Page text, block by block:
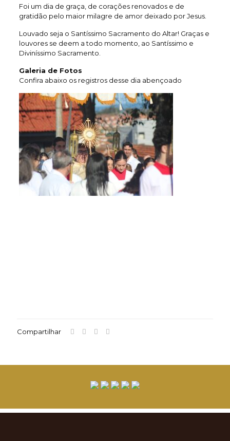
Foi um dia de graça, de corações renovados e de
gratidão pelo maior milagre de amor deixado por Jesus.
Louvado seja o Santíssimo Sacramento do Altar! Graças e
louvores se deem a todo momento, ao Santíssimo e
Diviníssimo Sacramento.
Galeria de Fotos
Confira abaixo os registros desse dia abençoado
Compartilhar